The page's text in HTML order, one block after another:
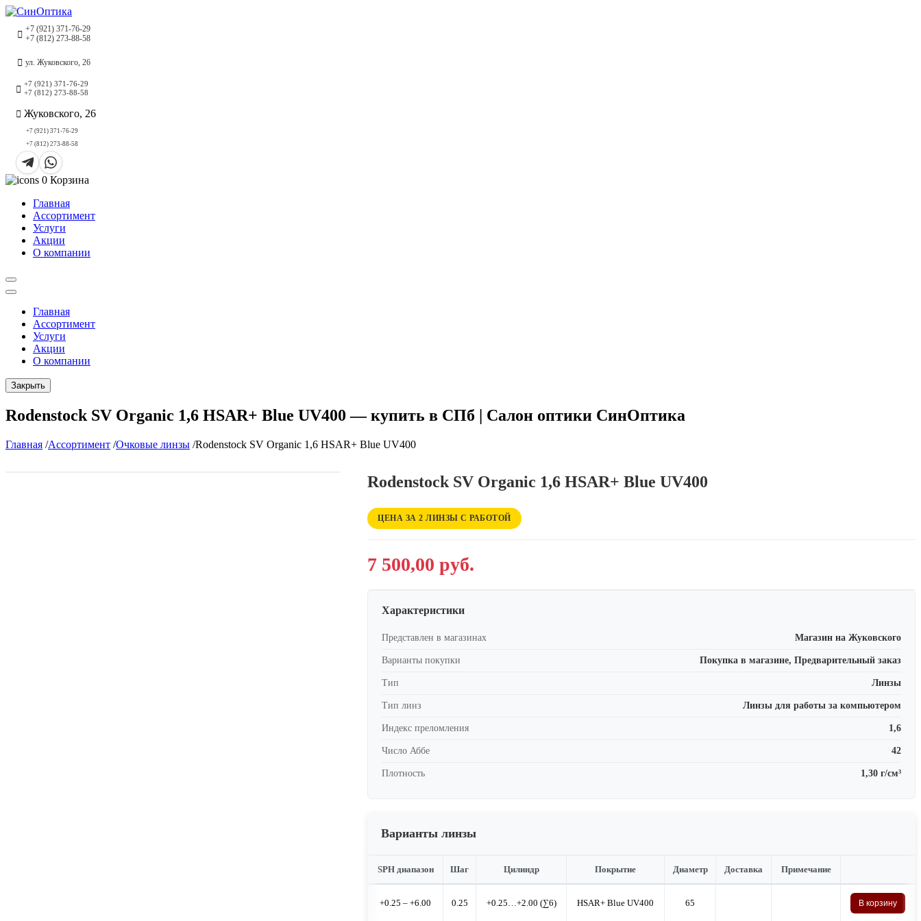
+7 (921) 371-76-29
+7 (812) 273-88-58
ул. Жуковского, 26
+7 (921) 371-76-29
+7 (812) 273-88-58
Жуковского, 26
+7 (921) 371-76-29
+7 (812) 273-88-58
0 Корзина
Главная
Ассортимент
Услуги
Акции
О компании
Главная
Ассортимент
Услуги
Акции
О компании
Закрыть
Rodenstock SV Organic 1,6 HSAR+ Blue UV400 — купить в СПб | Салон оптики СинОптика
Главная /Ассортимент /Очковые линзы /Rodenstock SV Organic 1,6 HSAR+ Blue UV400
Rodenstock SV Organic 1,6 HSAR+ Blue UV400
ЦЕНА ЗА 2 ЛИНЗЫ С РАБОТОЙ
7 500,00 руб.
Характеристики
Представлен в магазинах Магазин на Жуковского
Варианты покупки Покупка в магазине, Предварительный заказ
Тип Линзы
Тип линз Линзы для работы за компьютером
Индекс преломления 1,6
Число Аббе 42
Плотность 1,30 г/см³
Варианты линзы
SPH диапазон Шаг Цилиндр Покрытие Диаметр Доставка Примечание
+0.25 – +6.00 0.25 +0.25…+2.00 (∑6) HSAR+ Blue UV400 65 В корзину